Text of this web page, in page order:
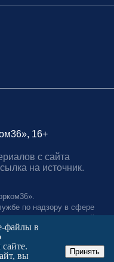
16+
с сайта
на источник.
по надзору в сфере
массовых коммуникаций.
от 21 января 2025 г.
учреждение "Агентство
файлы в
вы
Принять